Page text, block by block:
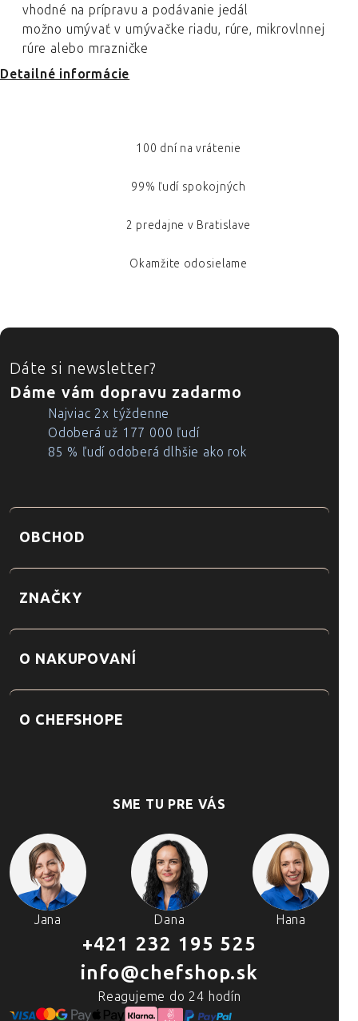
vhodné na prípravu a podávanie jedál
možno umývať v umývačke riadu, rúre, mikrovlnnej
rúre alebo mrazničke
Detailné informácie
100 dní na vrátenie
99% ľudí spokojných
2 predajne v Bratislave
Okamžite odosielame
ZÁPÄTIE
Dáte si newsletter?
Dáme vám dopravu zadarmo
Najviac 2x týždenne
Odoberá už 177 000 ľudí
85 % ľudí odoberá dlhšie ako rok
OBCHOD
ZNAČKY
O NAKUPOVANÍ
O CHEFSHOPE
SME TU PRE VÁS
Jana Dana Hana
+421 232 195 525
info@chefshop.sk
Reagujeme do 24 hodín